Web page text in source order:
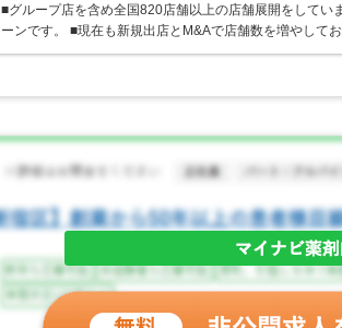
■グループ店を含め全国820店舗以上の店舗展開をして
ーンです。 ■現在も新規出店とM&Aで店舗数を増やして